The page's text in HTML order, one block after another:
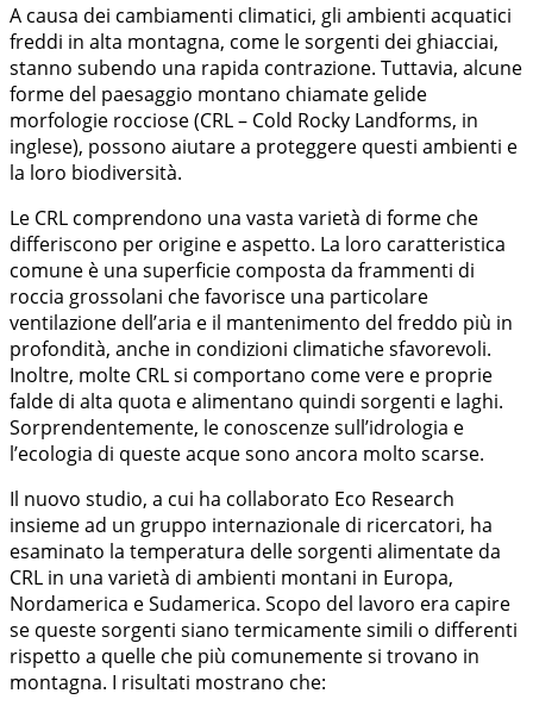
A causa dei cambiamenti climatici, gli ambienti acquatici
freddi in alta montagna, come le sorgenti dei ghiacciai,
stanno subendo una rapida contrazione. Tuttavia, alcune
forme del paesaggio montano chiamate gelide
morfologie rocciose (CRL – Cold Rocky Landforms, in
inglese), possono aiutare a proteggere questi ambienti e
la loro biodiversità.
Le CRL comprendono una vasta varietà di forme che
differiscono per origine e aspetto. La loro caratteristica
comune è una superficie composta da frammenti di
roccia grossolani che favorisce una particolare
ventilazione dell’aria e il mantenimento del freddo più in
profondità, anche in condizioni climatiche sfavorevoli.
Inoltre, molte CRL si comportano come vere e proprie
falde di alta quota e alimentano quindi sorgenti e laghi.
Sorprendentemente, le conoscenze sull’idrologia e
l’ecologia di queste acque sono ancora molto scarse.
Il nuovo studio, a cui ha collaborato Eco Research
insieme ad un gruppo internazionale di ricercatori, ha
esaminato la temperatura delle sorgenti alimentate da
CRL in una varietà di ambienti montani in Europa,
Nordamerica e Sudamerica. Scopo del lavoro era capire
se queste sorgenti siano termicamente simili o differenti
rispetto a quelle che più comunemente si trovano in
montagna. I risultati mostrano che: